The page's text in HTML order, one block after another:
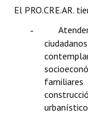
Mujeres que
Periodistas
Ciudadano
El PRO.CRE.AR.
-